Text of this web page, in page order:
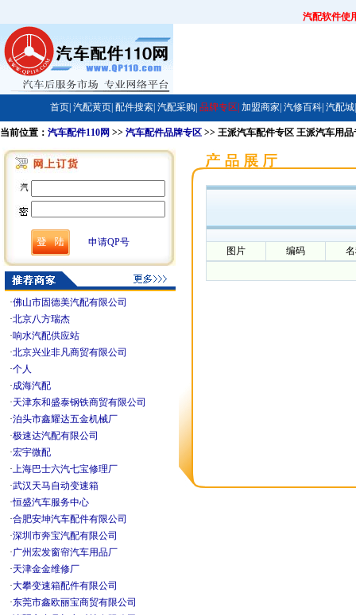
汽配软件使
首页| 汽配黄页| 配件搜索| 汽配采购| 品牌专区| 加盟商家| 汽修百科| 汽配城|
当前位置： 汽车配件110网 >> 汽车配件品牌专区 >> 王派汽车配件专区 王派汽车用
申请QP号
·佛山市固德美汽配有限公司
·北京八方瑞杰
·响水汽配供应站
·北京兴业非凡商贸有限公司
·个人
·成海汽配
·天津东和盛泰钢铁商贸有限公司
·泊头市鑫耀达五金机械厂
·极速达汽配有限公司
·宏宇微配
·上海巴士六汽七宝修理厂
·武汉天马自动变速箱
·恒盛汽车服务中心
·合肥安坤汽车配件有限公司
·深圳市奔宝汽配有限公司
·广州宏发窗帘汽车用品厂
·天津金金维修厂
·大攀变速箱配件有限公司
·东莞市鑫欧丽宝商贸有限公司
图片 编码